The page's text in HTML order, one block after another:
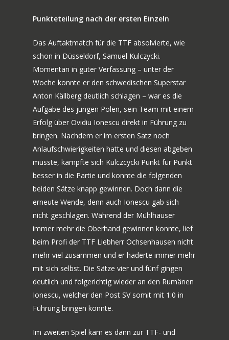
Punkteteilung nach der ersten Einzeln
Das Auftaktmatch für die TTF absolvierte, wie
schon in Düsseldorf, Samuel Kulczycki.
Momentan in guter Verfassung – unter der
Woche konnte er den schwedischen Superstar
Anton Källberg deutlich schlagen – war es die
Aufgabe des jungen Polen, sein Team mit einem
Erfolg über Ovidiu Ionescu direkt in Führung zu
bringen. Nachdem er im ersten Satz noch
Anlaufschwierigkeiten hatte und diesen abgeben
musste, kämpfte sich Kulczcycki Punkt für Punkt
besser in die Partie und konnte die folgenden
beiden Sätze knapp gewinnen. Doch dann die
erneute Wende, denn auch Ionescu gab sich
nicht geschlagen. Während der Mühlhauser
immer mehr die Oberhand gewinnen konnte, lief
beim Profi der TTF Liebherr Ochsenhausen nicht
mehr viel zusammen und er haderte immer mehr
mit sich selbst. Die Sätze vier und fünf gingen
deutlich und folgerichtig wieder an den Rumänen
Ionescu, welcher den Post SV somit mit 1:0 in
Führung bringen konnte.
Im zweiten Spiel kam es dann zur TTF- und